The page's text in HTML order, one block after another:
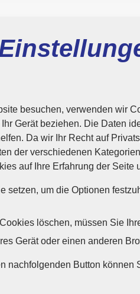
besuchen, verwenden wir
Ihr Gerät beziehen. Die Daten
Da wir Ihr Recht auf
der verschiedenen
auf Ihre Erfahrung der
setzen, um die Optionen
löschen, müssen Sie
Gerät oder einen anderen
nachfolgenden Button